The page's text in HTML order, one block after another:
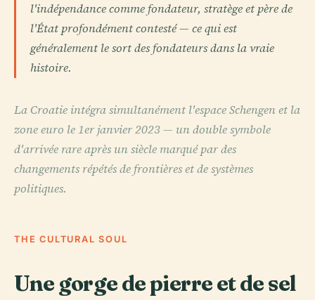
l'indépendance comme fondateur, stratège et père de
l'État profondément contesté — ce qui est
généralement le sort des fondateurs dans la vraie
histoire.
La Croatie intégra simultanément l'espace Schengen et la
zone euro le 1er janvier 2023 — un double symbole
d'arrivée rare après un siècle marqué par des
changements répétés de frontières et de systèmes
politiques.
THE CULTURAL SOUL
Une gorge de pierre et de sel